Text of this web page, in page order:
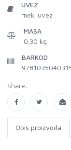
UVEZ
meki uvez
MASA
0.30 kg
BARKOD
Share:
Opis proizvoda